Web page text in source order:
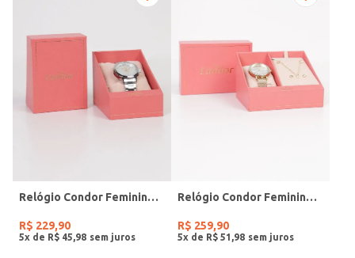
Relógio Condor Feminino PRATA
R$ 229,90
5x de R$ 45 98
Relógio Condor Feminino DOURADO
R$ 259,90
5x de R$ 51 98